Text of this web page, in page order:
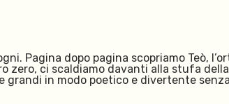
Pagina dopo pagina scopriamo Teò,
zero, ci scaldiamo davanti alla stufa
grandi in modo poetico e divertente senza